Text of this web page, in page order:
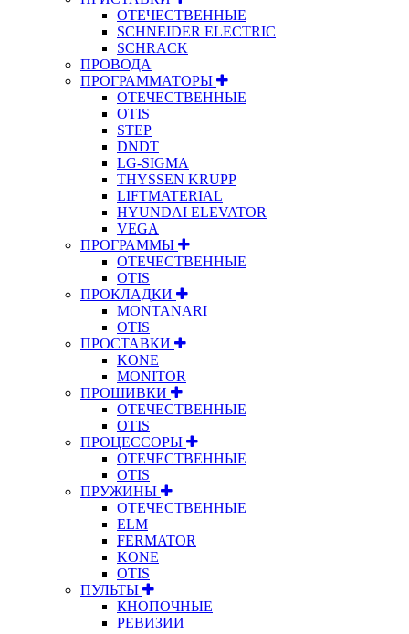
ОТЕЧЕСТВЕННЫЕ
SCHNEIDER ELECTRIC
SCHRACK
ПРОВОДА
ПРОГРАММАТОРЫ
ОТЕЧЕСТВЕННЫЕ
OTIS
STEP
DNDT
LG-SIGMA
THYSSEN KRUPP
LIFTMATERIAL
HYUNDAI ELEVATOR
VEGA
ПРОГРАММЫ
ОТЕЧЕСТВЕННЫЕ
OTIS
ПРОКЛАДКИ
MONTANARI
OTIS
ПРОСТАВКИ
KONE
MONITOR
ПРОШИВКИ
ОТЕЧЕСТВЕННЫЕ
OTIS
ПРОЦЕССОРЫ
ОТЕЧЕСТВЕННЫЕ
OTIS
ПРУЖИНЫ
ОТЕЧЕСТВЕННЫЕ
ELM
FERMATOR
KONE
OTIS
ПУЛЬТЫ
КНОПОЧНЫЕ
РЕВИЗИИ